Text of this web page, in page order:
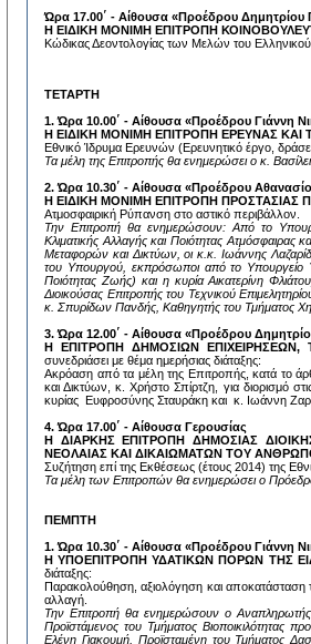
Ώρα 17.00΄ - Αίθουσα «Προέδρου
Η ΕΙΔΙΚΗ ΜΟΝΙΜΗ ΕΠΙΤΡΟΠΗ
Κώδικας Δεοντολογίας των Μελών του
ΤΕΤΑΡΤΗ
1. Ώρα 10.00΄ - Αίθουσα «Προέδρου Γιάννη
Η ΕΙΔΙΚΗ ΜΟΝΙΜΗ ΕΠΙΤΡΟΠΗ ΕΡΕΥΝΑΣ ΚΑΙ
Εθνικό Ίδρυμα Ερευνών (Ερευνητικό έργο,
Τα μέλη της Επιτροπής θα ενημερώσει ο κ.
2. Ώρα 10.30΄ - Αίθουσα «Προέδρου
Η ΕΙΔΙΚΗ ΜΟΝΙΜΗ ΕΠΙΤΡΟΠΗ ΠΡΟΣΤΑΣΙΑΣ
Ατμοσφαιρική Ρύπανση στο αστικό περιβάλλον.
Την Επιτροπή θα ενημερώσουν: Από το
Κλιματικής Αλλαγής και Ποιότητας
Μεταφορών και Δικτύων, οι κ.κ. Ιωάννης
του Υπουργού, εκπρόσωποι από το Υπουργείο
Ποιότητας Ζωής) και η κυρία Αικατερίνη
Διοικούσας Επιτροπής του Τεχνικού
κ. Σπυρίδων Πανδής, Καθηγητής του Τμήματος
3. Ώρα 12.00΄ - Αίθουσα «Προέδρου
Η ΕΠΙΤΡΟΠΗ ΔΗΜΟΣΙΩΝ
συνεδριάσει με θέμα ημερήσιας διάταξης:
Ακρόαση από τα μέλη της Επιτροπής, κατά το
και Δικτύων, κ. Χρήστο Σπίρτζη, για διορισμό
κυρίας Ευφροσύνης Σταυράκη και κ. Ιωάννη
4. Ώρα 17.00΄ - Αίθουσα Γερουσίας
Η ΔΙΑΡΚΗΣ ΕΠΙΤΡΟΠΗ ΔΗΜΟΣΙΑΣ
ΝΕΟΛΑΙΑΣ ΚΑΙ ΔΙΚΑΙΩΜΑΤΩΝ ΤΟΥ
Συζήτηση επί της Εκθέσεως (έτους 2014) της
Τα μέλη των Επιτροπών θα ενημερώσει ο
ΠΕΜΠΤΗ
1. Ώρα 10.30΄ - Αίθουσα «Προέδρου Γιάννη
Η ΥΠΟΕΠΙΤΡΟΠΗ ΥΔΑΤΙΚΩΝ ΠΟΡΩΝ ΤΗΣ
διάταξης:
Παρακολούθηση, αξιολόγηση και αποκατάσταση
αλλαγή.
Την Επιτροπή θα ενημερώσουν ο Αναπληρωτής
Προϊστάμενος του Τμήματος Βιοποικιλότητας
Ελένη Γιακουμή, Προϊσταμένη του Τμήματος